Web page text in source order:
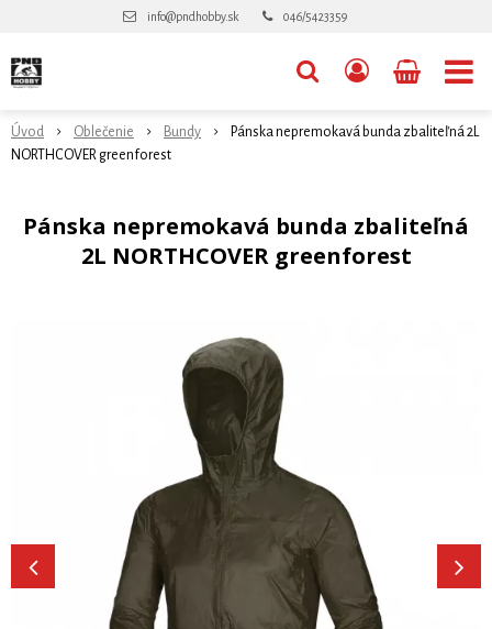
info@pndhobby.sk 046/5423359
Úvod Oblečenie Bundy
Pánska nepremokavá bunda zbaliteľná 2L
NORTHCOVER greenforest
Pánska nepremokavá bunda zbaliteľná
2L NORTHCOVER greenforest